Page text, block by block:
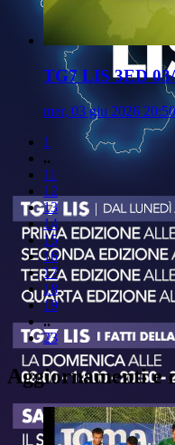
TG7 LIS 3ED
mer, 03 giu 2026 20:50
1
..
11
12
13
14
15
16
17
18
19
..
23
Aggiornamenti e